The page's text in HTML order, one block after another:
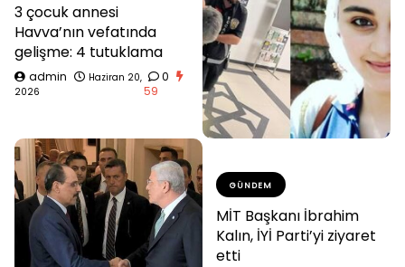
3 çocuk annesi
Havva’nın vefatında
gelişme: 4 tutuklama
admin
Haziran 20,
2026
0
59
GÜNDEM
MİT Başkanı İbrahim
Kalın, İYİ Parti’yi ziyaret
etti